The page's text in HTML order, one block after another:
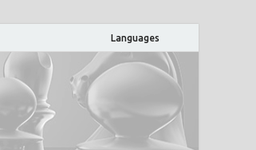
Languages
ACF
აჭარის ჭადრაკის ფედერაცია